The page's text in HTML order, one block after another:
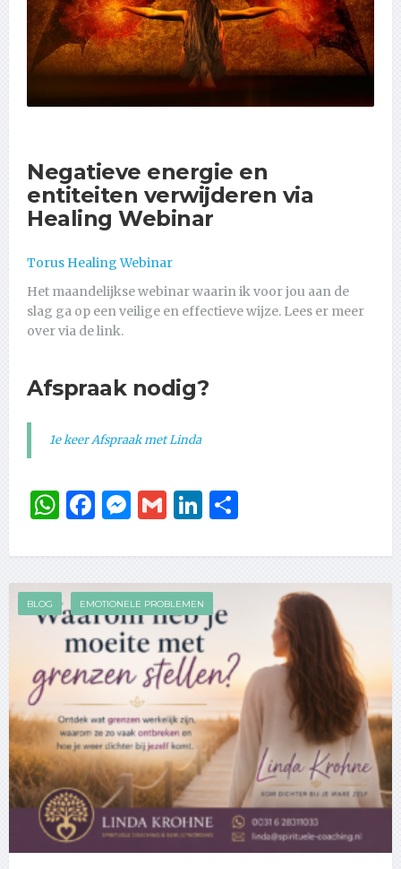
Negatieve energie en
entiteiten verwijderen via
Healing Webinar
Torus Healing Webinar
Het maandelijkse webinar waarin ik voor jou aan de
slag ga op een veilige en effectieve wijze. Lees er meer
over via de link.
Afspraak nodig?
1e keer Afspraak met Linda
WhatsApp
Facebook
Messenger
GmailLinkedIn
BLOG EMOTIONELE PROBLEMEN